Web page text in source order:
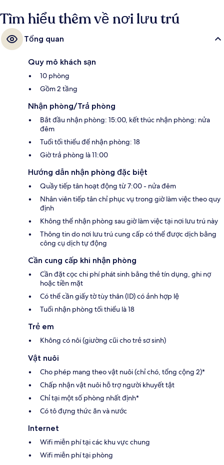
Tìm hiểu thêm về nơi lưu trú
Tổng quan
Quy mô khách sạn
10 phòng
Gồm 2 tầng
Nhận phòng/Trả phòng
Bắt đầu nhận phòng: 15:00, kết thúc nhận phòng: nửa
đêm
Tuổi tối thiểu để nhận phòng: 18
Giờ trả phòng là 11:00
Hướng dẫn nhận phòng đặc biệt
Quầy tiếp tân hoạt động từ 7:00 - nửa đêm
Nhân viên tiếp tân chỉ phục vụ trong giờ làm việc theo quy
định
Không thể nhận phòng sau giờ làm việc tại nơi lưu trú này
Thông tin do nơi lưu trú cung cấp có thể được dịch bằng
công cụ dịch tự động
Cần cung cấp khi nhận phòng
Cần đặt cọc chi phí phát sinh bằng thẻ tín dụng, ghi nợ
hoặc tiền mặt
Có thể cần giấy tờ tùy thân (ID) có ảnh hợp lệ
Tuổi nhận phòng tối thiểu là 18
Trẻ em
Không có nôi (giường cũi cho trẻ sơ sinh)
Vật nuôi
Cho phép mang theo vật nuôi (chỉ chó, tổng cộng 2)*
Chấp nhận vật nuôi hỗ trợ người khuyết tật
Chỉ tại một số phòng nhất định*
Có tô đựng thức ăn và nước
Internet
Wifi miễn phí tại các khu vực chung
Wifi miễn phí tại phòng